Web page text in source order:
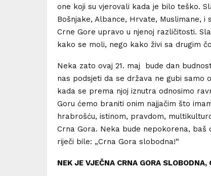
one koji su vjerovali kada je bilo teško.
Bošnjake, Albance, Hrvate, Muslimane,
Crne Gore upravo u njenoj različitosti.
kako se moli, nego kako živi sa drugim
Neka zato ovaj 21. maj bude dan
nas podsjeti da se država ne gubi samo
kada se prema njoj iznutra odnosimo
Goru ćemo braniti onim najjačim što
hrabrošću, istinom, pravdom,
Crna Gora. Neka bude nepokorena,
riječi bile: „Crna Gora slobodna!“
NEK JE VJEČNA CRNA GORA